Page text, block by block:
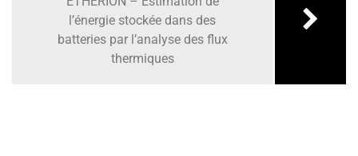
l’énergie stockée dans des
batteries par l’analyse des flux
thermiques